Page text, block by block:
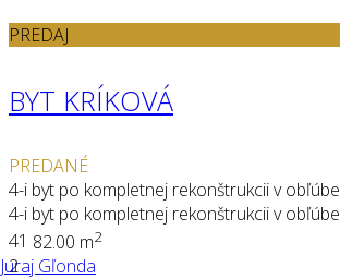
PREDAJ
BYT KRÍKOVÁ
PREDANÉ
4-i byt po kompletnej rekonštrukcii v
4-i byt po kompletnej rekonštrukcii v
41 82.00 m2
Juraj Gľonda
2